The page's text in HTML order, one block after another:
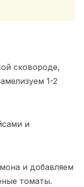
сковороде,
1-2
и
и добавляем
томаты.